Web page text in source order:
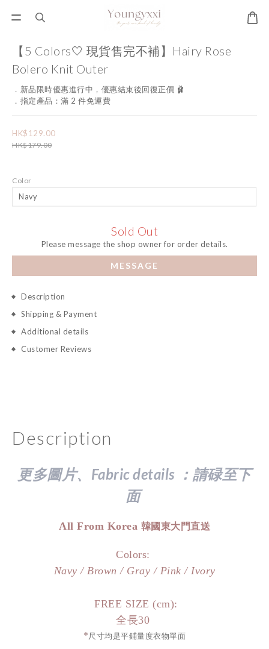
【5 Colors🤍 現貨售完不補】Hairy Rose
Bolero Knit Outer
．新品限時優惠進行中，優惠結束後回復正價 🩰
．指定產品：滿 2 件免運費
HK$129.00
HK$179.00
Color
Sold Out
Please message the shop owner for order details.
MESSAGE
Description
Shipping & Payment
Additional details
Customer Reviews
Description
更多圖片、Fabric details ：請碌至下
面
All From Korea 韓國東大門直送
Colors:
Navy / Brown / Gray / Pink / Ivory
FREE SIZE (cm):
全長30
*尺寸均是平鋪量度衣物單面